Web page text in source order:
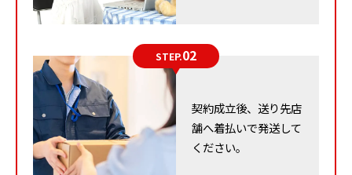
汚れやホコリは拭き取っておく
家具は外観の状態が重視されます。そのため傷や汚れが
ないものは査定額も高くなります。
また、使用頻度が低かったり、保管状況・使用状況が良
STEP.02
契約成立後、送り先店
舗へ着払いで発送して
ください。